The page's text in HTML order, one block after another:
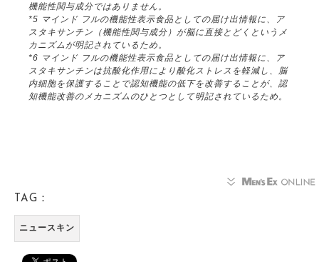
機能性関与成分ではありません。
*5 マインド フルの機能性表示食品としての届け出情報に、ア
スタキサンチン（機能性関与成分）が脳に直接とどくというメ
カニズムが明記されているため。
*6 マインド フルの機能性表示食品としての届け出情報に、ア
スタキサンチンは抗酸化作用により酸化ストレスを軽減し、脳
内細胞を保護することで認知機能の低下を改善することが、認
知機能改善のメカニズムのひとつとして明記されているため。
TAG：
ニュースキン